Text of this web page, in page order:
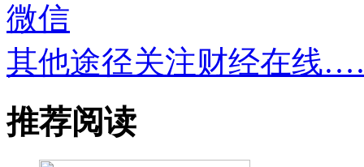
微信
其他途径关注财经在线
推荐阅读